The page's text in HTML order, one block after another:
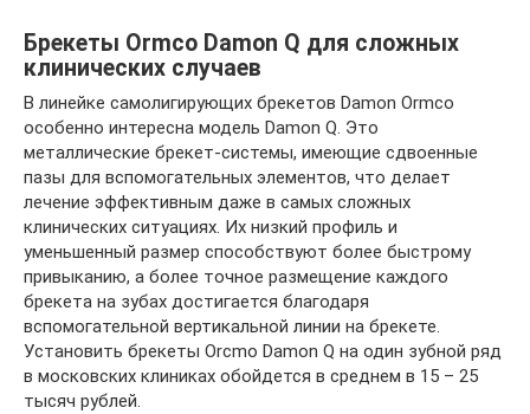
Брекеты Ormco Damon Q для сложных
клинических случаев
В линейке самолигирующих брекетов Damon Ormco
особенно интересна модель Damon Q. Это
металлические брекет-системы, имеющие сдвоенные
пазы для вспомогательных элементов, что делает
лечение эффективным даже в самых сложных
клинических ситуациях. Их низкий профиль и
уменьшенный размер способствуют более быстрому
привыканию, а более точное размещение каждого
брекета на зубах достигается благодаря
вспомогательной вертикальной линии на брекете.
Установить брекеты Orcmo Damon Q на один зубной ряд
в московских клиниках обойдется в среднем в 15 – 25
тысяч рублей.